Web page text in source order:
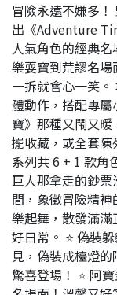
冒險永遠不嫌多
出《Adventure
人氣角色的經典
樂耍寶到荒謬名
一拆就會心一笑
體動作，搭配專
寶》那種又鬧又
擺收藏，或全套陳
系列共 6 + 1 款角
巨人那拿走的鈔
間，象徵冒險精神
樂起舞，散發滿
好日常。 ⭐ 偽裝
見，偽裝成檯燈
驚喜登場！ ⭐ 阿